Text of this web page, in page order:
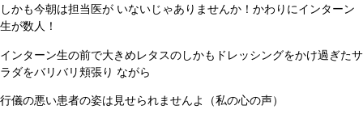
しかも今朝は担当医が いないじゃありませんか！かわりにインターン
生が数人！
インターン生の前で大きめレタスのしかもドレッシングをかけ過ぎたサ
ラダをバリバリ頬張り ながら
行儀の悪い患者の姿は見せられませんよ（私の心の声）